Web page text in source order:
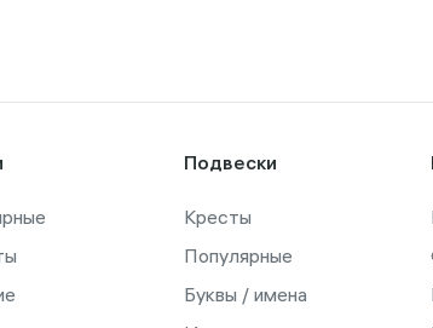
Подвески
Кресты
Популярные
Буквы / имена